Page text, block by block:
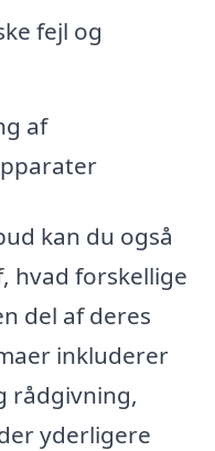
fejl og
af
kan du også
hvad forskellige
del af deres
inkluderer
rådgivning,
yderligere